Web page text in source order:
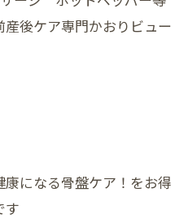
後ケア専門かおりビュー
になる骨盤ケア！をお得
す